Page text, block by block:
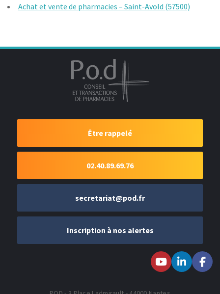
Achat et vente de pharmacies – Saint-Avold (57500)
Être rappelé
02.40.89.69.76
secretariat@pod.fr
Inscription à nos alertes
Youtubesur LinkedIn
nous sur